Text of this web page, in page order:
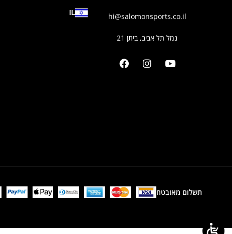
hi@salomonsports.co.il
נמל תל אביב, ביתן 21
IL
תשלום מאובטח